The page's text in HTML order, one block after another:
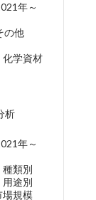
年～
の他
化学資材
析
年～
類別
途別
場規模